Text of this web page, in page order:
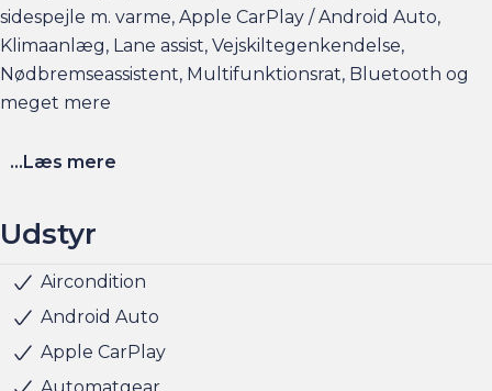
sidespejle m. varme, Apple CarPlay / Android Auto,
Klimaanlæg, Lane assist, Vejskiltegenkendelse,
Nødbremseassistent, Multifunktionsrat, Bluetooth og
meget mere
Adaptiv fartpilot kan tilkøbes
Bilens pris: 199.900,-
Udbetaling: 39.980,-, Månedligydelse: 2.149,-, Rente fast
omkostninger: 46.311,-
...Læs mere
Udstyr
Aircondition
Android Auto
Apple CarPlay
Multifunktionsrat
Musikstreaming via bluetooth
Nøglefri start
Radio
Servo
Udvendig temperaturmåler
LED baglygter
LED forlygter
LED kørelys
Justerbart rat
Kopholder
Splitbagsæde
Stofindtræk
ABS
Airbag
Antispin
ESP
Isofix
Startspærre
5 sæder
Fartpilot
Lyssensor